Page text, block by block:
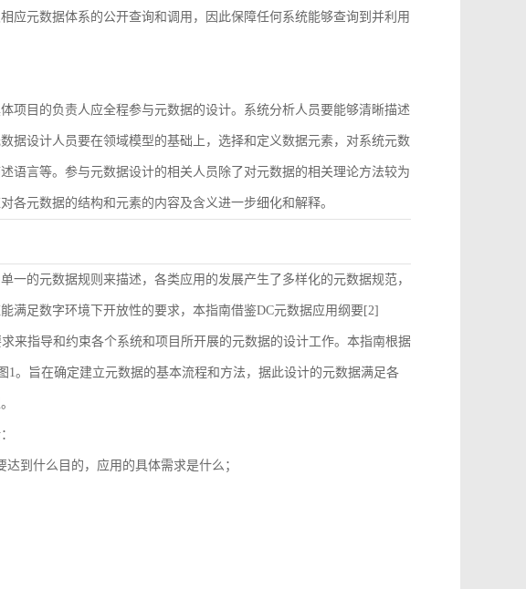
应元数据体系的公开查询和调用，因此保障任何系统能够查询到并利用
项目的负责人应全程参与元数据的设计。系统分析人员要能够清晰描述
据设计人员要在领域模型的基础上，选择和定义数据元素，对系统元数
语言等。参与元数据设计的相关人员除了对元数据的相关理论方法较为
各元数据的结构和元素的内容及含义进一步细化和解释。
一的元数据规则来描述，各类应用的发展产生了多样化的元数据规范，
满足数字环境下开放性的要求，本指南借鉴DC元数据应用纲要[2]
求来指导和约束各个系统和项目所开展的元数据的设计工作。本指南根据
。旨在确定建立元数据的基本流程和方法，据此设计的元数据满足各
到什么目的，应用的具体需求是什么；